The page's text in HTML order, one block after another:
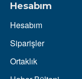
Hesabım
Hesabım
Siparişler
Ortaklık